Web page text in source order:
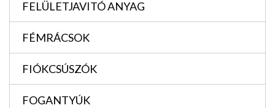
FELÜLETJAVITÓ ANYAG
FÉMRÁCSOK
FIÓKCSÚSZÓK
FOGANTYÚK